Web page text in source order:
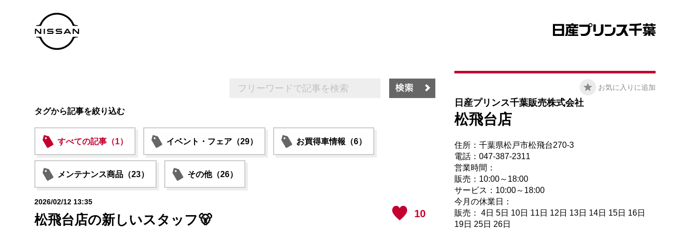
タグから記事を絞り込む
すべての記事（1） イベント・フェア（29） お買得車情報（6）
メンテナンス商品（23） その他（26）
10
2026/02/12 13:35
松飛台店の新しいスタッフ🐻
お気に入りに追加
日産プリンス千葉販売株式会社
松飛台店
住所：千葉県松戸市松飛台270-3
電話：047-387-2311
営業時間：
販売：10:00～18:00
サービス：10:00～18:00
今月の休業日：
販売： 4日 5日 10日 11日 12日 13日 14日 15日 16日
19日 25日 26日